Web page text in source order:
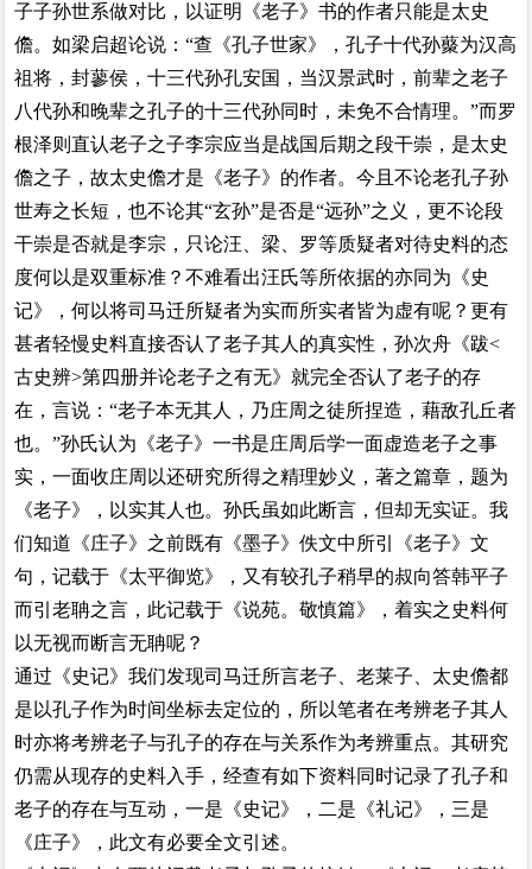
子子孙世系做对比，以证明《老子》书的作者只能是太史
儋。如梁启超论说：“查《孔子世家》，孔子十代孙藂为汉高
祖将，封蓼侯，十三代孙孔安国，当汉景武时，前辈之老子
八代孙和晚辈之孔子的十三代孙同时，未免不合情理。”而罗
根泽则直认老子之子李宗应当是战国后期之段干崇，是太史
儋之子，故太史儋才是《老子》的作者。今且不论老孔子孙
世寿之长短，也不论其“玄孙”是否是“远孙”之义，更不论段
干崇是否就是李宗，只论汪、梁、罗等质疑者对待史料的态
度何以是双重标准？不难看出汪氏等所依据的亦同为《史
记》，何以将司马迁所疑者为实而所实者皆为虚有呢？更有
甚者轻慢史料直接否认了老子其人的真实性，孙次舟《跋<
古史辨>第四册并论老子之有无》就完全否认了老子的存
在，言说：“老子本无其人，乃庄周之徒所捏造，藉敌孔丘者
也。”孙氏认为《老子》一书是庄周后学一面虚造老子之事
实，一面收庄周以还研究所得之精理妙义，著之篇章，题为
《老子》，以实其人也。孙氏虽如此断言，但却无实证。我
们知道《庄子》之前既有《墨子》佚文中所引《老子》文
句，记载于《太平御览》，又有较孔子稍早的叔向答韩平子
而引老聃之言，此记载于《说苑。敬慎篇》，着实之史料何
以无视而断言无聃呢？
通过《史记》我们发现司马迁所言老子、老莱子、太史儋都
是以孔子作为时间坐标去定位的，所以笔者在考辨老子其人
时亦将考辨老子与孔子的存在与关系作为考辨重点。其研究
仍需从现存的史料入手，经查有如下资料同时记录了孔子和
老子的存在与互动，一是《史记》，二是《礼记》，三是
《庄子》，此文有必要全文引述。